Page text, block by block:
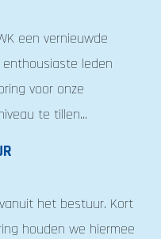
een vernieuwde
enthousiaste leden
voor onze
te tillen...
het bestuur. Kort
houden we hiermee